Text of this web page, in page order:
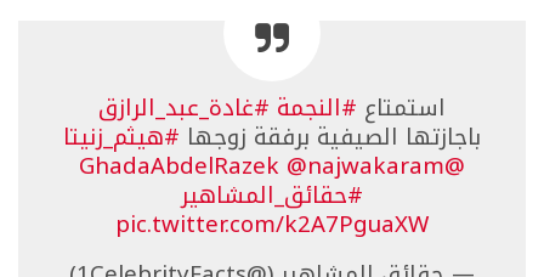
استمتاع #النجمة #غادة_عبد_الرازق
باجازتها الصيفية برفقة زوجها #هيثم_زنيتا
@GhadaAbdelRazek
@najwakaram
#حقائق_المشاهير
pic.twitter.com/k2A7PguaXW